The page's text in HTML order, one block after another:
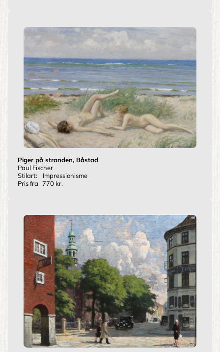
Piger på stranden, Båstad
Paul Fischer
Stilart:
Impressionisme
Pris fra 770 kr.